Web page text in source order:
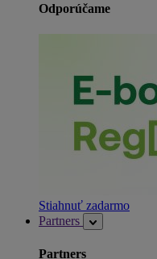
Odporúčame
Stiahnuť zadarmo
Partners
Partners